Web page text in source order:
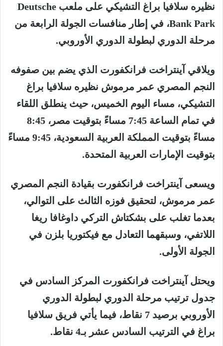
نظيره سلافيا براغ التشيكي على ملعب Deutsche
Bank Park، في إطار منافسات الجولة الرابعة من
مرحلة الدوري لبطولة الدوري الأوروبي.
ويلاقي آينتراخت فرانكفورت الذي يضم بين صفوفه
النجم المصري عمر مرموش نظيره سلافيا براغ
التشيكي، مساء اليوم الخميس، حيث ينطلق اللقاء
في تمام الساعة 7:45 مساءً بتوقيت مصر، 8:45
مساءً بتوقيت المملكة العربية السعودية، 9:45 مساءً
بتوقيت الإمارات العربية المتحدة.
ويسعى آينتراخت فرانكفورت بقيادة النجم المصري
عمر مرموش، لتحقيق فوزه الثالث على التوالي،
بعدما تغلب على بشكتاش التركي داوغافا ريغا
اللاتفي، وسبقهما التعادل مع فيكتوريا بلزن في
الجولة الأولى.
ويحتل آينتراخت فرانكفورت المركز السادس في
جدول ترتيب مرحلة الدوري لبطولة الدوري
الأوروبي برصيد 7 نقاط، فيما يأتي فريق سلافيا
براغ في الترتيب السادس عشر بـ4 نقاط.